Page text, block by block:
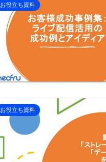
お役立ち資料
お役立ち資料